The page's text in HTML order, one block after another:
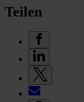
Teilen